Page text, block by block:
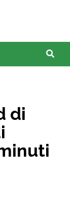
di